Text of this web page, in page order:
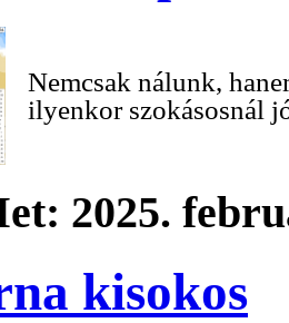
Nemcsak nálunk,
ilyenkor szokásosnál
2025.
kisokos